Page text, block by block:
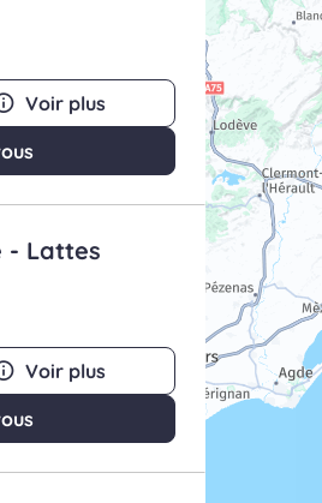
Voir plus
- Lattes
Voir plus